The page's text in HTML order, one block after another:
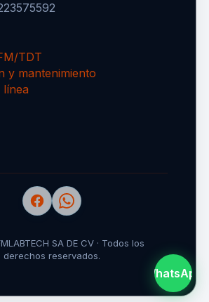
WhatsApp
TDT
y mantenimiento
línea
SA DE CV · Todos los
derechos reservados.